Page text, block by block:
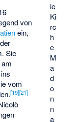
ie
Ki
rc
h
e
M
a
d
o
n
n
a
von
ein,
Sie
vom
[19][21]